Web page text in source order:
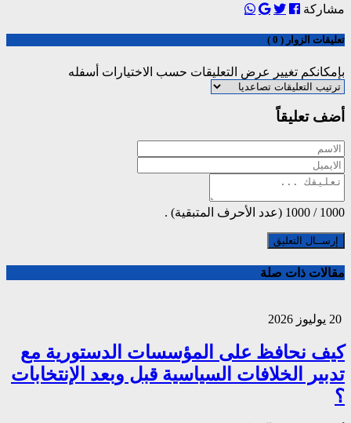
مشاركة
تعليقات الزوار ( 0 )
بإمكانكم تغيير عرض التعليقات حسب الاختيارات أسفله
أضف تعليقاً
1000
/
1000 (عدد الأحرف المتبقية) .
مقالات ذات صلة
كيف نحافظ على المؤسسات الدستورية مع
تدبير الخلافات السياسية قبل وبعد الإنتخابات
؟